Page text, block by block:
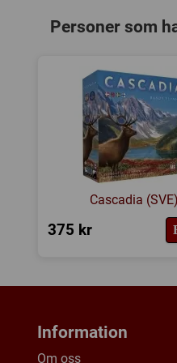
Personer som
Cascadia (SVE)
375 kr
Information
Om oss